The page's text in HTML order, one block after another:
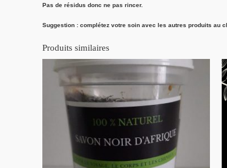
Pas de résidus donc ne pas rincer.
Suggestion : complétez votre soin avec les autres produits au
Produits similaires